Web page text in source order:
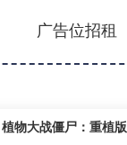
广告位招租
植物大战僵尸：重植